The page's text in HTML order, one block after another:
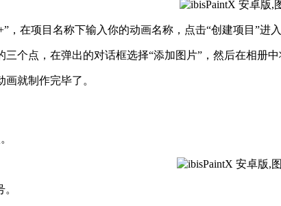
，在项目名称下输入你的动画名称，点击“创建项目”进入
个点，在弹出的对话框选择“添加图片”，然后在相册中
就制作完毕了。